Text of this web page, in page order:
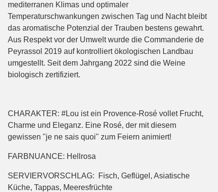
mediterranen Klimas und optimaler
Temperaturschwankungen zwischen Tag und Nacht bleibt
das aromatische Potenzial der Trauben bestens gewahrt.
Aus Respekt vor der Umwelt wurde die Commanderie de
Peyrassol 2019 auf kontrolliert ökologischen Landbau
umgestellt. Seit dem Jahrgang 2022 sind die Weine
biologisch zertifiziert.
CHARAKTER: #Lou ist ein Provence-Rosé vollet Frucht,
Charme und Eleganz. Eine Rosé, der mit diesem
gewissen "je ne sais quoi" zum Feiern animiert!
FARBNUANCE: Hellrosa
SERVIERVORSCHLAG: Fisch, Geflügel, Asiatische
Küche, Tappas, Meeresfrüchte